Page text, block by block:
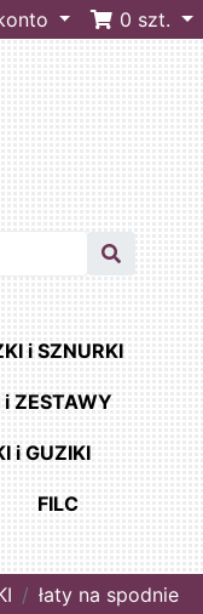
0 szt.
i SZNURKI
i ZESTAWY
i GUZIKI
FILC
łaty na spodnie